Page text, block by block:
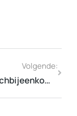
Volgende:
P10 Lunchbijeenkomst 8 oktober tijdens European Week of Regions and Cities